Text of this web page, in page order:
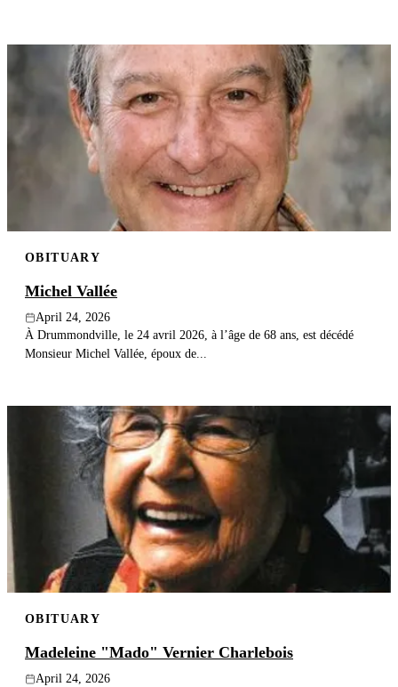
OBITUARY
Michel Vallée
April 24, 2026
À Drummondville, le 24 avril 2026, à l’âge de 68 ans, est décédé
Monsieur Michel Vallée, époux de...
OBITUARY
Madeleine "Mado" Vernier Charlebois
April 24, 2026